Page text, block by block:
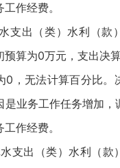
作经费。
出（类）水利（款
预算为0万元，支出决
0，无法计算百分比。
是业务工作任务增加，
作经费。
出（类）水利（款